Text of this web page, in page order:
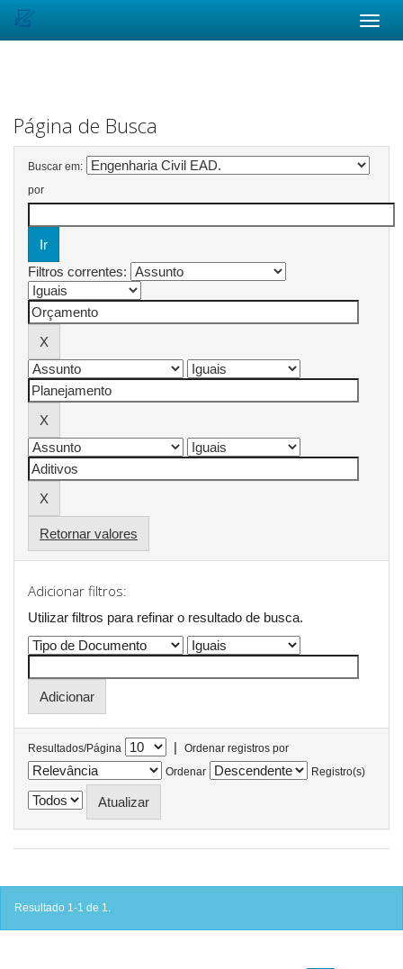
Página de Busca
Buscar em:
por
Filtros correntes:
Retornar valores
Adicionar filtros:
Utilizar filtros para refinar o resultado de busca.
Resultados/Página |
Ordenar registros por
Ordenar
Registro(s)
Resultado 1-1 de 1.